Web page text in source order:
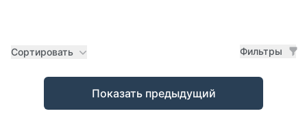
Сортировать Фильтры
Товары
Показать предыдущий